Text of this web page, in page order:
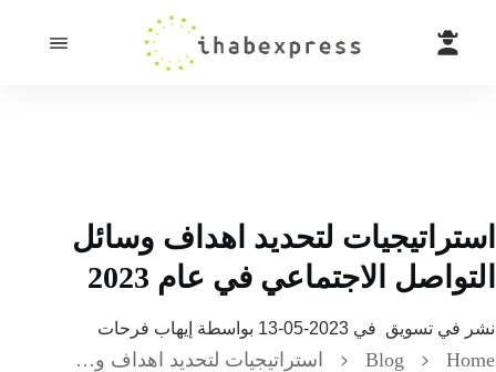
لتحديد اهداف وسائل
الاجتماعي في عام 2023
في تسويقفي 2023-05-13 بواسطةإيهاب فرحات
Blog استراتيجيات لتحديد اهداف وسائل التواصل الاجتماعي في عام 2023